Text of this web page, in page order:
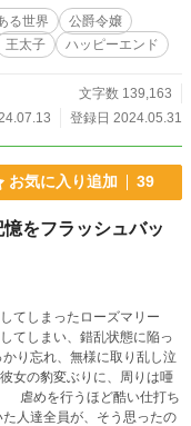
る世界
公爵令嬢
王太子 ハッピーエンド
文字数 139,163
登録日 2024.05.31
お気に入り追加 39
をフラッシュバッ
てしまったローズマリー
てしまい、錯乱状態に陥っ
女の豹変ぶりに、周りは唖
人達全員が、そう思ったの